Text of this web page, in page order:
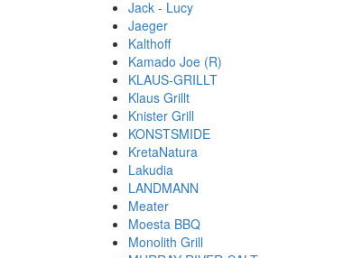
Jack - Lucy
Jaeger
Kalthoff
Kamado Joe (R)
KLAUS-GRILLT
Klaus Grillt
Knister Grill
KONSTSMIDE
KretaNatura
Lakudia
LANDMANN
Meater
Moesta BBQ
Monolith Grill